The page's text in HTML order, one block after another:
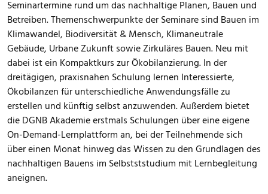
Seminartermine rund um das nachhaltige Planen, Bauen und
Betreiben. Themenschwerpunkte der Seminare sind Bauen im
Klimawandel, Biodiversität & Mensch, Klimaneutrale
Gebäude, Urbane Zukunft sowie Zirkuläres Bauen. Neu mit
dabei ist ein Kompaktkurs zur Ökobilanzierung. In der
dreitägigen, praxisnahen Schulung lernen Interessierte,
Ökobilanzen für unterschiedliche Anwendungsfälle zu
erstellen und künftig selbst anzuwenden. Außerdem bietet
die DGNB Akademie erstmals Schulungen über eine eigene
On-Demand-Lernplattform an, bei der Teilnehmende sich
über einen Monat hinweg das Wissen zu den Grundlagen des
nachhaltigen Bauens im Selbstststudium mit Lernbegleitung
aneignen.